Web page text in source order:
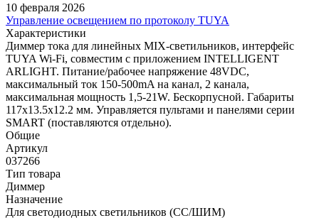
10 февраля 2026
Управление освещением по протоколу TUYA
Характеристики
Диммер тока для линейных MIX-светильников, интерфейс
TUYA Wi-Fi, совместим с приложением INTELLIGENT
ARLIGHT. Питание/рабочее напряжение 48VDC,
максимальный ток 150-500mA на канал, 2 канала,
максимальная мощность 1,5-21W. Бескорпусной. Габариты
117x13.5x12.2 мм. Управляется пультами и панелями серии
SMART (поставляются отдельно).
Общие
Артикул
037266
Тип товара
Диммер
Назначение
Для светодиодных светильников (СС/ШИМ)